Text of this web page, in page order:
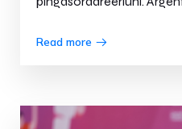
Read more